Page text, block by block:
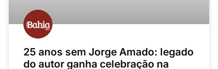
25 anos sem Jorge Amado: legado
do autor ganha celebração na